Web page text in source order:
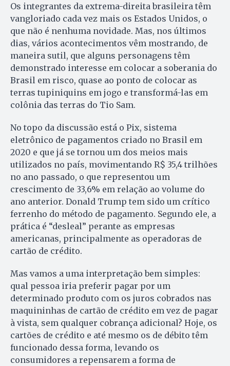
Os integrantes da extrema-direita brasileira têm
vangloriado cada vez mais os Estados Unidos, o
que não é nenhuma novidade. Mas, nos últimos
dias, vários acontecimentos vêm mostrando, de
maneira sutil, que alguns personagens têm
demonstrado interesse em colocar a soberania do
Brasil em risco, quase ao ponto de colocar as
terras tupiniquins em jogo e transformá-las em
colônia das terras do Tio Sam.
No topo da discussão está o Pix, sistema
eletrônico de pagamentos criado no Brasil em
2020 e que já se tornou um dos meios mais
utilizados no país, movimentando R$ 35,4 trilhões
no ano passado, o que representou um
crescimento de 33,6% em relação ao volume do
ano anterior. Donald Trump tem sido um crítico
ferrenho do método de pagamento. Segundo ele, a
prática é “desleal” perante as empresas
americanas, principalmente as operadoras de
cartão de crédito.
Mas vamos a uma interpretação bem simples:
qual pessoa iria preferir pagar por um
determinado produto com os juros cobrados nas
maquininhas de cartão de crédito em vez de pagar
à vista, sem qualquer cobrança adicional? Hoje, os
cartões de crédito e até mesmo os de débito têm
funcionado dessa forma, levando os
consumidores a repensarem a forma de